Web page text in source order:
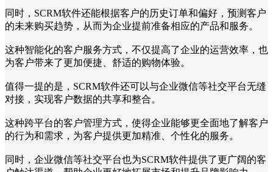
同时，SCRM软件还能根据客户的历史订单和偏好，预测客户
的未来购买趋势，从而为企业提前准备相应的产品和服务。
这种智能化的客户服务方式，不仅提高了企业的运营效率，也
为客户带来了更加便捷、舒适的购物体验。
值得一提的是，SCRM软件还可以与企业微信等社交平台无缝
对接，实现客户数据的共享和整合。
这种跨平台的客户管理方式，使得企业能够更全面地了解客户
的行为和需求，为客户提供更加精准、个性化的服务。
同时，企业微信等社交平台也为SCRM软件提供了更广阔的客